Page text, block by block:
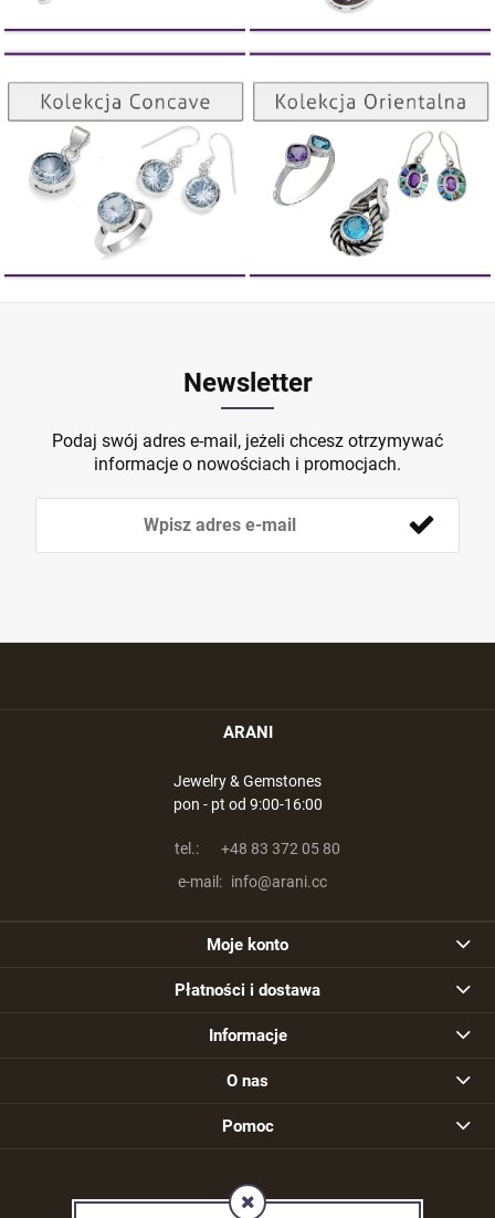
Kolekcja Concave
ZOBACZ
Kolekcja Orientalna
ZOBACZ
Newsletter
Podaj swój adres e-mail, jeżeli chcesz otrzymywać
informacje o nowościach i promocjach.
ARANI
Jewelry & Gemstones
pon - pt od 9:00-16:00
tel.:
+48 83 372 05 80
e-mail: info@arani.cc
Moje konto
Płatności i dostawa
Informacje
O nas
Pomoc